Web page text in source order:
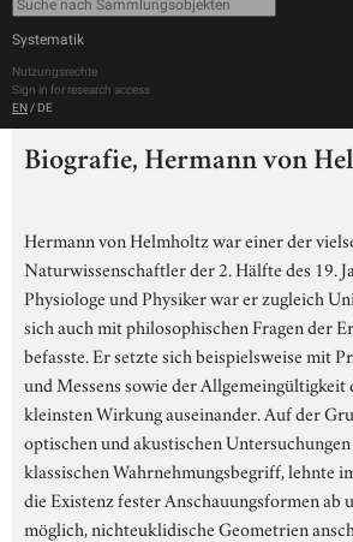
Systematik
Nutzungsrechte
Sign in for research access
EN / DE
Biografie, Hermann von
Hermann von Helmholtz war einer der
Naturwissenschaftler der 2. Hälfte des 19.
Physiologe und Physiker war er zugleich
sich auch mit philosophischen Fragen der
befasste. Er setzte sich beispielsweise mit
und Messens sowie der Allgemeingültigkeit
kleinsten Wirkung auseinander. Auf der
optischen und akustischen
klassischen Wahrnehmungsbegriff, lehnte
die Existenz fester Anschauungsformen ab
möglich, nichteuklidische Geometrien